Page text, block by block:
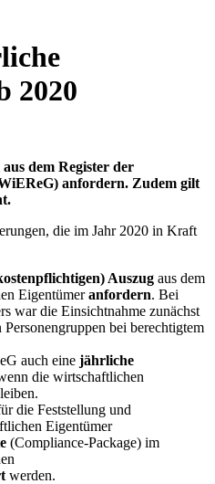
2020
dem Register der
anfordern. Zudem gilt
die im Jahr 2020 in Kraft
Auszug aus dem
Eigentümeranfordern. Bei
war die Einsichtnahme zunächst
bei berechtigtem
auch eine jährliche
die wirtschaftlichen
die Feststellung und
Eigentümer
(Compliance-Package) im
werden.